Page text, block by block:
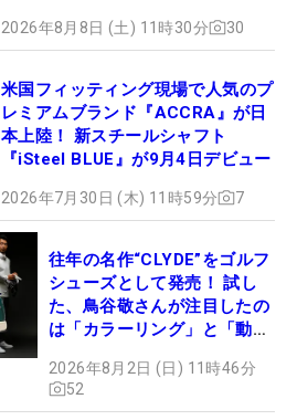
2026年8月8日 (土) 11時30分 30
米国フィッティング現場で人気のプ
レミアムブランド『ACCRA』が日
本上陸！ 新スチールシャフト
『iSteel BLUE』が9月4日デビュー
2026年7月30日 (木) 11時59分 7
往年の名作“CLYDE”をゴルフ
シューズとして発売！ 試し
た、鳥谷敬さんが注目したの
は「カラーリング」と「動き
2026年8月2日 (日) 11時46分
52